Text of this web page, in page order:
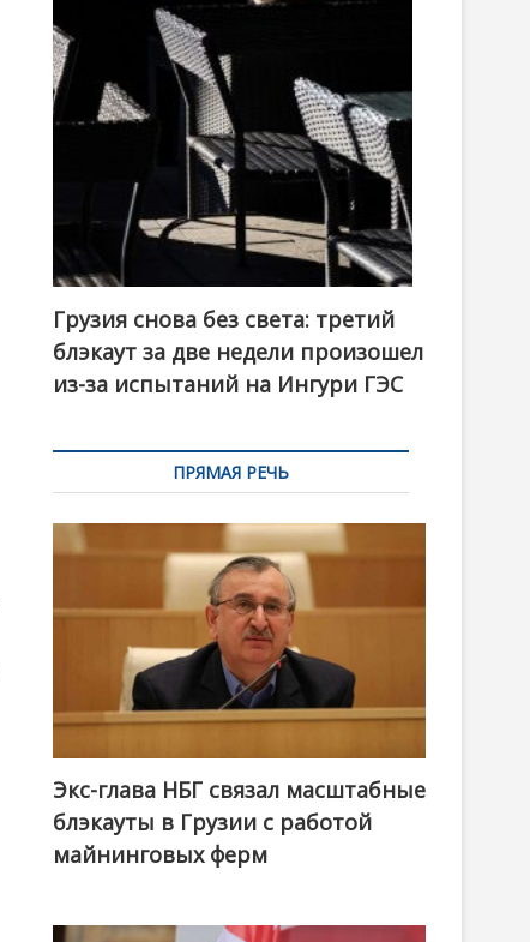
Грузия снова без света: третий
блэкаут за две недели произошел
из-за испытаний на Ингури ГЭС
ПРЯМАЯ РЕЧЬ
Экс-глава НБГ связал масштабные
блэкауты в Грузии с работой
майнинговых ферм